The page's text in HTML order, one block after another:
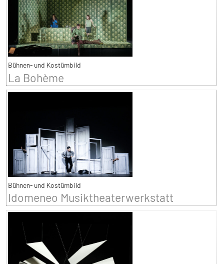
Bühnen- und Kostümbild
La Bohème
Bühnen- und Kostümbild
Idomeneo Musiktheaterwerkstatt